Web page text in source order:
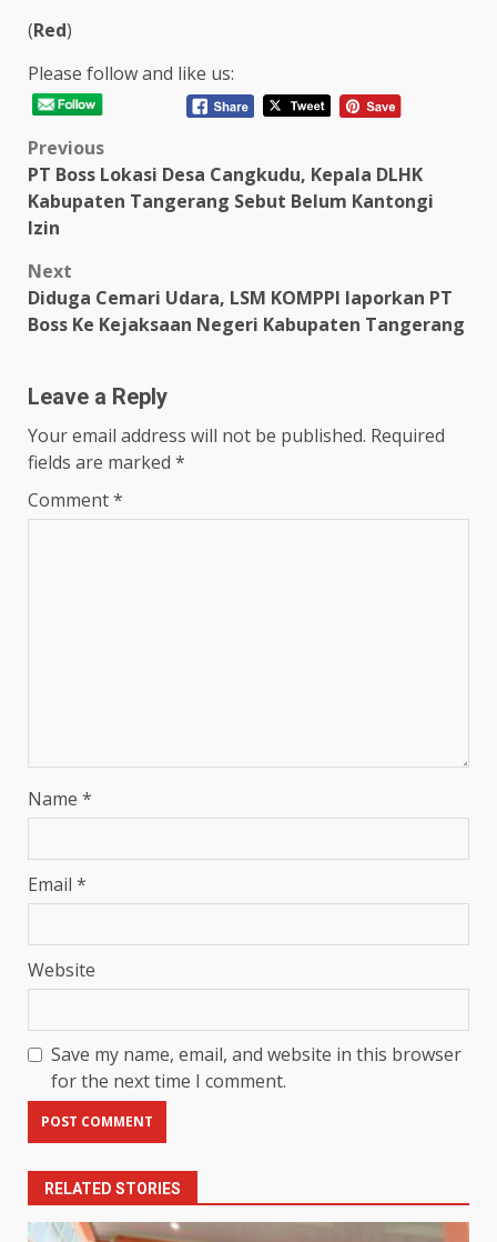
(Red)
Please follow and like us:
Post
navigation
Previous
PT Boss Lokasi Desa Cangkudu, Kepala DLHK
Kabupaten Tangerang Sebut Belum Kantongi
Izin
Next
Diduga Cemari Udara, LSM KOMPPI laporkan PT
Boss Ke Kejaksaan Negeri Kabupaten Tangerang
Leave a Reply
Your email address will not be published. Required
fields are marked *
Comment*
Name *
Email *
Website
Save my name, email, and website in this browser
for the next time I comment.
RELATED STORIES